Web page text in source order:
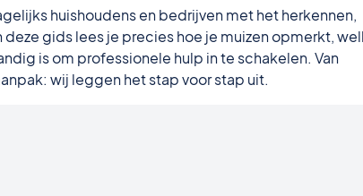
huishoudens en bedrijven met het herkennen,
gids lees je precies hoe je muizen opmerkt,
is om professionele hulp in te schakelen. Van
wij leggen het stap voor stap uit.